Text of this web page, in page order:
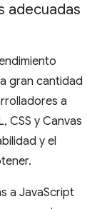
adecuadas
gran cantidad
a
CSS y Canvas
y el
a JavaScript